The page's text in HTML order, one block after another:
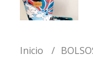
Inicio